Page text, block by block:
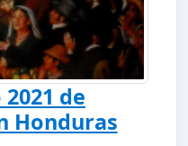
de
Honduras